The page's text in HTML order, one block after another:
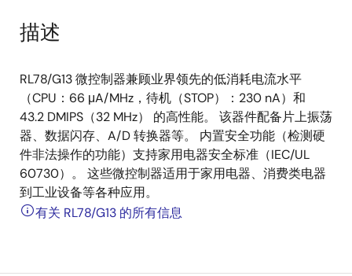
描述
RL78/G13 微控制器兼顾业界领先的低消耗电流水平
（CPU：66 μA/MHz，待机（STOP）：230 nA）和
43.2 DMIPS（32 MHz） 的高性能。 该器件配备片上振荡
器、数据闪存、A/D 转换器等。 内置安全功能（检测硬
件非法操作的功能）支持家用电器安全标准（IEC/UL
60730）。 这些微控制器适用于家用电器、消费类电器
到工业设备等各种应用。
有关 RL78/G13 的所有信息